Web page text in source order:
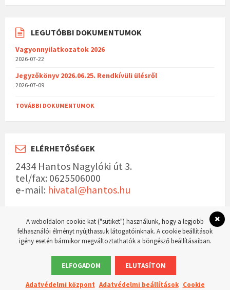
LEGUTÓBBI DOKUMENTUMOK
Vagyonnyilatkozatok 2026
2026-07-22
Jegyzőkönyv 2026.06.25. Rendkívüli ülésről
2026-07-09
TOVÁBBI DOKUMENTUMOK
ELÉRHETŐSÉGEK
2434 Hantos Nagylóki út 3.
tel/fax: 0625506000
e-mail: hivatal@hantos.hu
© 2023 Hantos község hivatalos weboldala Készítette:WordPress Master weboldal
A weboldalon cookie-kat ("sütiket") használunk, hogy a legjobb
felhasználói élményt nyújthassuk látogatóinknak. A cookie beállítások
igény esetén bármikor megváltoztathatók a böngésző beállításaiban.
ELFOGADOM ELUTASÍTOM
Adatvédelmi központ Adatvédelmi beállítások Cookie